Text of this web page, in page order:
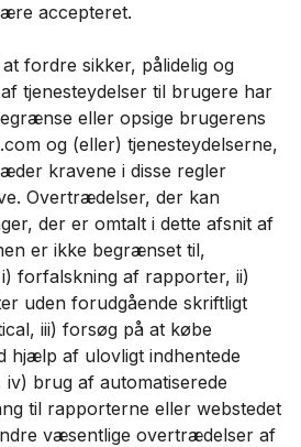
accepteret.
fordre sikker, pålidelig og
tjenesteydelser til brugere har
eller opsige brugerens
og (eller) tjenesteydelserne,
kravene i disse regler
Overtrædelser, der kan
der er omtalt i dette afsnit af
er ikke begrænset til,
forfalskning af rapporter, ii)
uden forudgående skriftligt
iii) forsøg på at købe
hjælp af ulovligt indhentede
iv) brug af automatiserede
til rapporterne eller webstedet
væsentlige overtrædelser af